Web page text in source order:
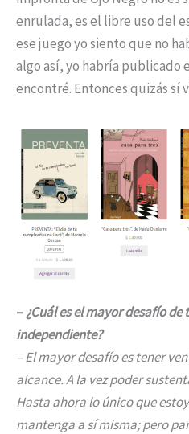
enrulada, es el libre uso del
ese juego yo siento que no
algo así, yo habría publicado
encontré. Entonces quizás sí
–¿Cuál es el mayor desafío
independiente?
– El mayor desafío es tener
alcance. A la vez poder
Hasta ahora lo único que
mantenga a sí misma; pero